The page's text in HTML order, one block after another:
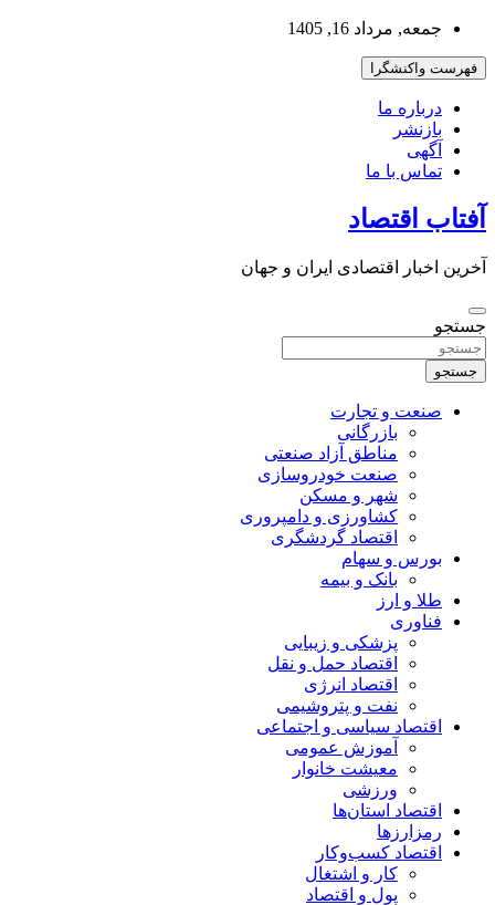
بروید
جمعه, مرداد 16, 1405
فهرست واکنشگرا
درباره ما
بازنشر
آگهی
تماس با ما
آفتاب اقتصاد
آخرین اخبار اقتصادی ایران و جهان
جستجو
جستجو
صنعت و تجارت
بازرگانی
مناطق آزاد صنعتی
صنعت خودروسازی
شهر و مسکن
کشاورزی و دامپروری
اقتصاد گردشگری
بورس و سهام
بانک و بیمه
طلا و ارز
فناوری
پزشکی و زیبایی
اقتصاد حمل و نقل
اقتصاد انرژی
نفت و پتروشیمی
اقتصاد سیاسی و اجتماعی
آموزش عمومی
معیشت خانوار
ورزشی
اقتصاد استان‌ها
رمزارزها
اقتصاد کسب‌و‌کار
کار و اشتغال
پول و اقتصاد